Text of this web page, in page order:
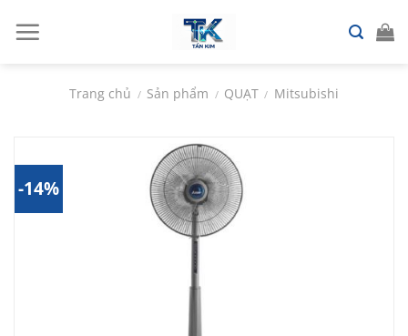
đến
Trang chủ / Sản phẩm / QUẠT / Mitsubishi
-14%